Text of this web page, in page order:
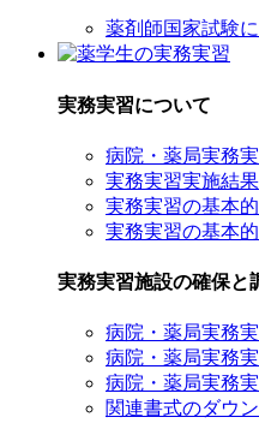
薬剤師国家試験
実務実習について
病院・薬局実務
実務実習実施結果
実務実習の基本
実務実習の基本
実務実習施設の確保と
病院・薬局実務
病院・薬局実務
病院・薬局実務
関連書式のダウ